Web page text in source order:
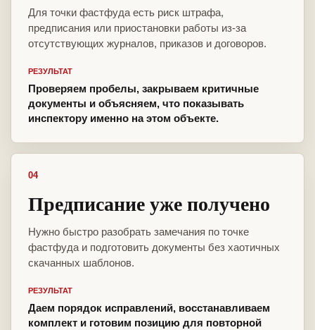
Для точки фастфуда есть риск штрафа,
предписания или приостановки работы из-за
отсутствующих журналов, приказов и договоров.
РЕЗУЛЬТАТ
Проверяем пробелы, закрываем критичные
документы и объясняем, что показывать
инспектору именно на этом объекте.
04
Предписание уже получено
Нужно быстро разобрать замечания по точке
фастфуда и подготовить документы без хаотичных
скачанных шаблонов.
РЕЗУЛЬТАТ
Даем порядок исправлений, восстанавливаем
комплект и готовим позицию для повторной